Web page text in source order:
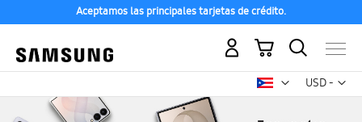
Aceptamos las principales tarjetas de crédito.
USD -
dólar
Mi carrito